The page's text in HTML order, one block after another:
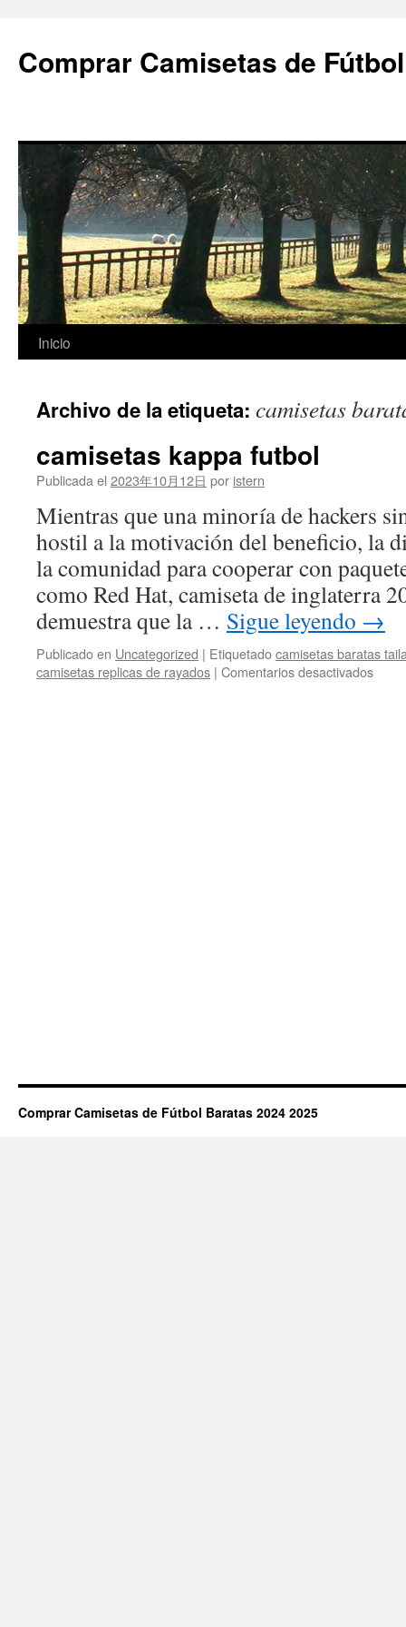
Comprar Camisetas de
Saltar
contenido
Inicio
Archivo de la etiqueta: camisetas
camisetas kappa futbol
Publicada el 2023年10月12日 por istern
Mientras que una minoría de hackers
hostil a la motivación del beneficio, la
la comunidad para cooperar con
como Red Hat, camiseta de inglaterra
demuestra que la … Sigue leyendo →
Publicado en Uncategorized | Etiquetadocamisetas baratas
camisetas replicas de rayados | Comentarios desactivadosen
Comprar Camisetas de Fútbol Baratas 2024 2025